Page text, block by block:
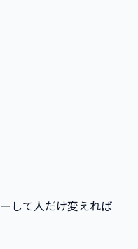
して人だけ変えれば